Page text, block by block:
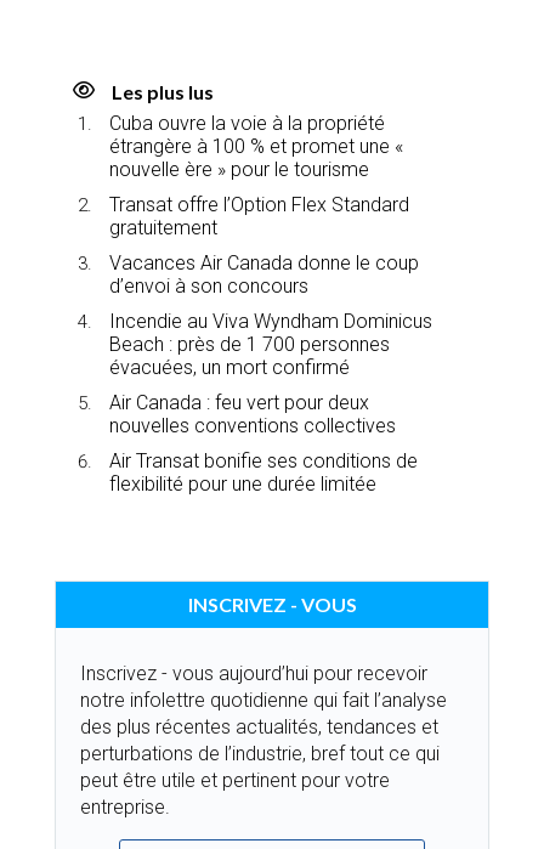
Les plus lus
Cuba ouvre la voie à la propriété
étrangère à 100 % et promet une «
nouvelle ère » pour le tourisme
Transat offre l’Option Flex Standard
gratuitement
Vacances Air Canada donne le coup
d’envoi à son concours
Incendie au Viva Wyndham Dominicus
Beach : près de 1 700 personnes
évacuées, un mort confirmé
Air Canada : feu vert pour deux
nouvelles conventions collectives
Air Transat bonifie ses conditions de
flexibilité pour une durée limitée
INSCRIVEZ - VOUS
Inscrivez - vous aujourd’hui pour recevoir
notre infolettre quotidienne qui fait l’analyse
des plus récentes actualités, tendances et
perturbations de l’industrie, bref tout ce qui
peut être utile et pertinent pour votre
entreprise.